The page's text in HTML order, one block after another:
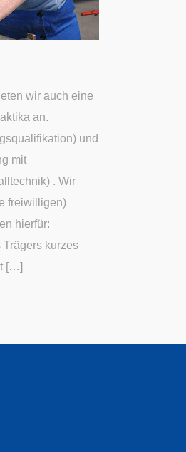
wir auch eine
an.
und
mit
. Wir
freiwilligen)
hierfür:
kurzes
[…]